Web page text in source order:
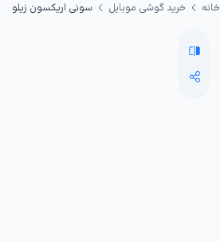
خانه خرید گوشی موبایل سونی اریکسون زیلو